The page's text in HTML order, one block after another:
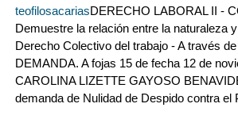
teofilosacariasDERECHO LABORAL II -
Demuestre la relación entre la naturaleza
Derecho Colectivo del trabajo - A través
DEMANDA. A fojas 15 de fecha 12 de
CAROLINA LIZETTE GAYOSO
demanda de Nulidad de Despido contra el